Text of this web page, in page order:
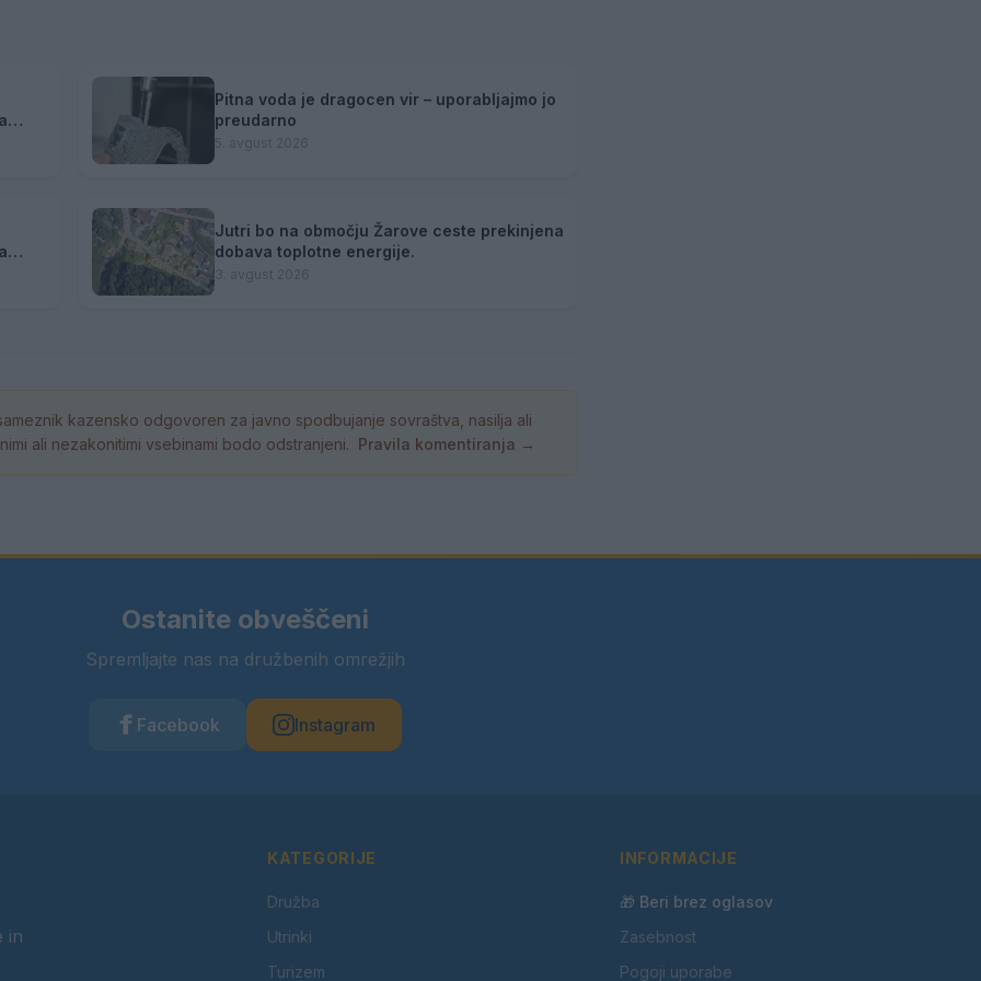
Pitna voda je dragocen vir – uporabljajmo jo
preudarno
5. avgust 2026
Jutri bo na območju Žarove ceste prekinjena
dobava toplotne energije.
3. avgust 2026
kazensko odgovoren za javno spodbujanje sovraštva, nasilja ali
ali nezakonitimi vsebinami bodo odstranjeni. Pravila komentiranja →
Ostanite obveščeni
Spremljajte nas na družbenih omrežjih
Facebook Instagram
in
KATEGORIJE
Družba
Utrinki
Turizem
INFORMACIJE
🎁 Beri brez oglasov
Zasebnost
Pogoji uporabe